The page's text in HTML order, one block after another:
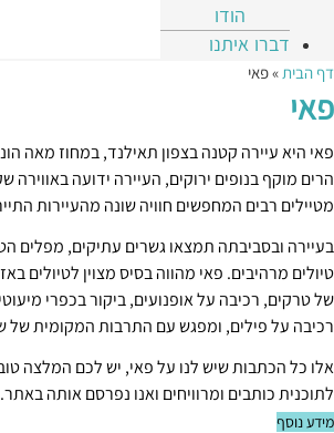
הודו
דברו איתנו
דף הבית »פאי
פאי
פאי היא עיירה קטנה בצפון תאילנד, במחוז מאה
הרים מוקף בנופים ירוקים, העיירה ידועה באווירה
מטיילים רבים המחפשים חוויה שונה מהעיירות
בעיירה ובסביבתה תמצאו גשרים עתיקים, מפלים
טיולים מרהיבים. פאי מהווה בסיס מצוין לטיולים
של טרקים, רכיבה על אופנועים, ביקור בכפרי
רכיבה על פילים, ומפגש עם התרבות המקומית של
אלו כל הכתבות שיש לנו על פאי, יש לכם המלצה
לתוכנית כותבים ומרוויחים ואנו נפרסם אותה באתר.
מידע נוסף